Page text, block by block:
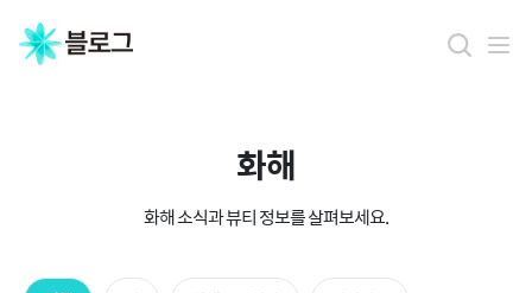
화해
화해 소식과 뷰티 정보를 살펴보세요.